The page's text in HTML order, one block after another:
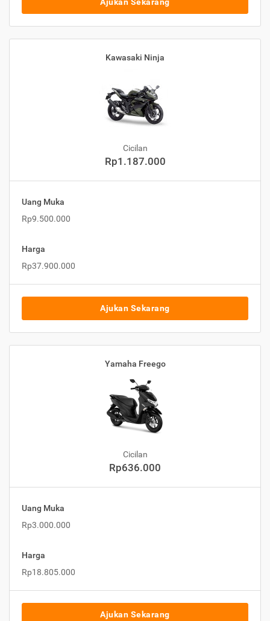
Ajukan Sekarang
Kawasaki Ninja
Cicilan
Rp1.187.000
Uang Muka
Rp9.500.000
Harga
Rp37.900.000
Ajukan Sekarang
Yamaha Freego
Cicilan
Rp636.000
Uang Muka
Rp3.000.000
Harga
Rp18.805.000
Ajukan Sekarang